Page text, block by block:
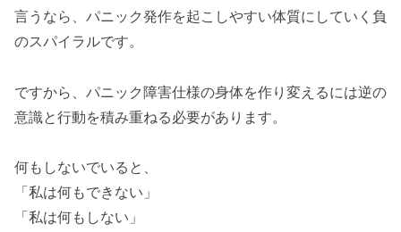
言うなら、パニック発作を起こしやすい体質にしていく負
のスパイラルです。
ですから、パニック障害仕様の身体を作り変えるには逆の
意識と行動を積み重ねる必要があります。
何もしないでいると、
「私は何もできない」
「私は何もしない」